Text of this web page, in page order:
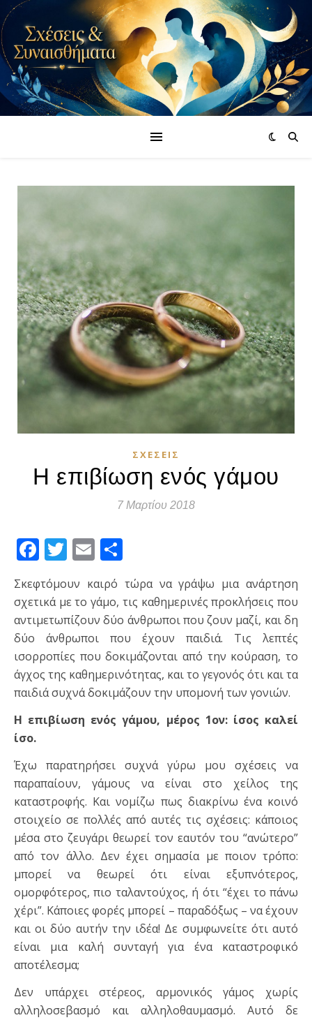
ΣΧΈΣΕΙΣ
Η επιβίωση ενός γάμου
7 Μαρτίου 2018
Facebook
Twitter
Email
Σκεφτόμουν καιρό τώρα να γράψω μια ανάρτηση
σχετικά με το γάμο, τις καθημερινές προκλήσεις που
αντιμετωπίζουν δύο άνθρωποι που ζουν μαζί, και δη
δύο άνθρωποι που έχουν παιδιά. Τις λεπτές
ισορροπίες που δοκιμάζονται από την κούραση, το
άγχος της καθημερινότητας, και το γεγονός ότι και τα
παιδιά συχνά δοκιμάζουν την υπομονή των γονιών.
Η επιβίωση ενός γάμου, μέρος 1ον: ίσος καλεί
ίσο.
Έχω παρατηρήσει συχνά γύρω μου σχέσεις να
παραπαίουν, γάμους να είναι στο χείλος της
καταστροφής. Και νομίζω πως διακρίνω ένα κοινό
στοιχείο σε πολλές από αυτές τις σχέσεις: κάποιος
μέσα στο ζευγάρι θεωρεί τον εαυτόν του “ανώτερο”
από τον άλλο. Δεν έχει σημασία με ποιον τρόπο:
μπορεί να θεωρεί ότι είναι εξυπνότερος,
ομορφότερος, πιο ταλαντούχος, ή ότι “έχει το πάνω
χέρι”. Κάποιες φορές μπορεί – παραδόξως – να έχουν
και οι δύο αυτήν την ιδέα! Δε συμφωνείτε ότι αυτό
είναι μια καλή συνταγή για ένα καταστροφικό
αποτέλεσμα;
Δεν υπάρχει στέρεος, αρμονικός γάμος χωρίς
αλληλοσεβασμό και αλληλοθαυμασμό. Αυτό δε